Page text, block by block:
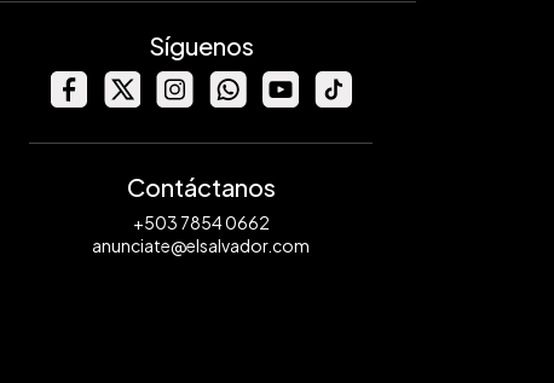
Síguenos
Contáctanos
+503 7854 0662
anunciate@elsalvador.com